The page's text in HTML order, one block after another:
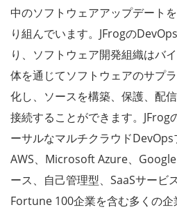
中のソフトウェアアップデート
り組んでいます。JFrogの
り、ソフトウェア開発組織はバ
体を通じてソフトウェアのサプ
化し、ソースを構築、保護、配
接続することができます。JFrog
ーサルなマルチクラウドDevOps
AWS、Microsoft Azure、
ース、自己管理型、SaaSサービ
Fortune 100企業を含む多くの企